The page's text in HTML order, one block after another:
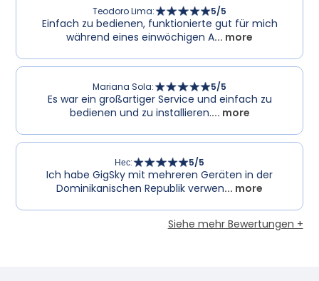
Teodoro Lima: 5/5
Einfach zu bedienen, funktionierte gut für mich
während eines einwöchigen A... more
Mariana Sola: 5/5
Es war ein großartiger Service und einfach zu
bedienen und zu installieren.... more
Нес: 5/5
Ich habe GigSky mit mehreren Geräten in der
Dominikanischen Republik verwen... more
Siehe mehr Bewertungen +